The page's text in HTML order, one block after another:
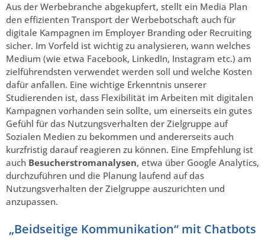
Aus der Werbebranche abgekupfert, stellt ein Media Plan
den effizienten Transport der Werbebotschaft auch für
digitale Kampagnen im Employer Branding oder Recruiting
sicher. Im Vorfeld ist wichtig zu analysieren, wann welches
Medium (wie etwa Facebook, LinkedIn, Instagram etc.) am
zielführendsten verwendet werden soll und welche Kosten
dafür anfallen. Eine wichtige Erkenntnis unserer
Studierenden ist, dass Flexibilität im Arbeiten mit digitalen
Kampagnen vorhanden sein sollte, um einerseits ein gutes
Gefühl für das Nutzungsverhalten der Zielgruppe auf
Sozialen Medien zu bekommen und andererseits auch
kurzfristig darauf reagieren zu können. Eine Empfehlung ist
auch Besucherstromanalysen, etwa über Google Analytics,
durchzuführen und die Planung laufend auf das
Nutzungsverhalten der Zielgruppe auszurichten und
anzupassen.
„Beidseitige Kommunikation“ mit Chatbots